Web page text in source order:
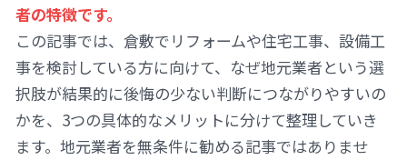
者の特徴です。
この記事では、倉敷でリフォームや住宅工事、設備工
事を検討している方に向けて、なぜ地元業者という選
択肢が結果的に後悔の少ない判断につながりやすいの
かを、3つの具体的なメリットに分けて整理していき
ます。地元業者を無条件に勧める記事ではありませ